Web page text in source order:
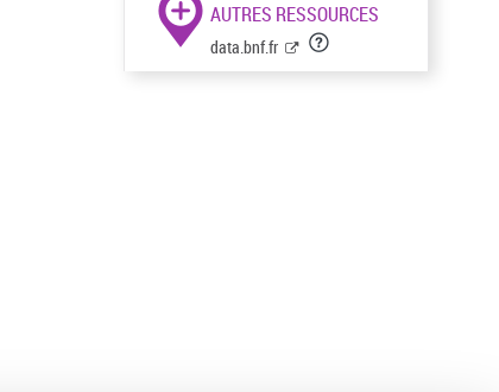
AUTRES RESSOURCES
data.bnf.fr